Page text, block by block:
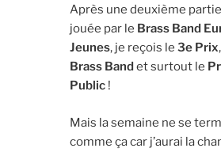
Après une deuxième
jouée par le Brass Band
Jeunes, je reçois le3e Prix
Brass Bandet surtout le
Public !
Mais la semaine ne se
comme ça car j’aurai la